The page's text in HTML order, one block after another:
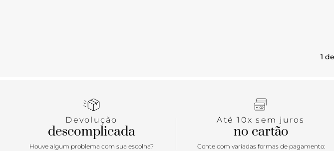
1
Devolução
descomplicada
Houve algum problema com sua escolha?
Até 10x sem juros
no cartão
Conte com variadas formas de pagamento: